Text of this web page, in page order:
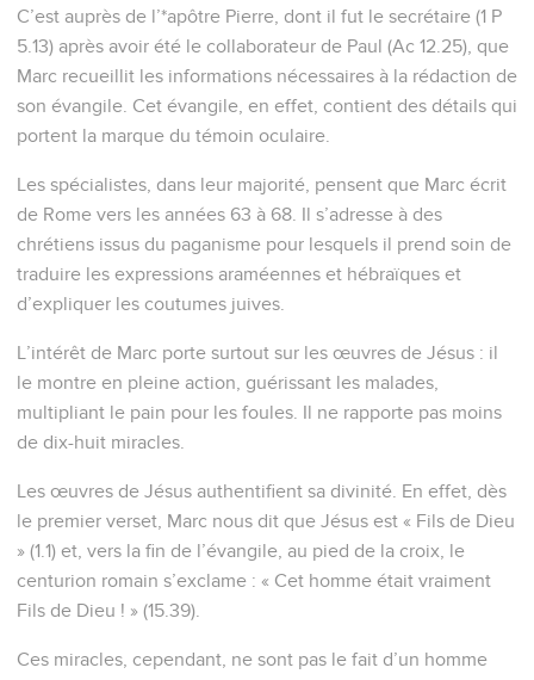
C’est auprès de l’*apôtre Pierre, dont il fut le secrétaire (1 P
5.13) après avoir été le collaborateur de Paul (Ac 12.25), que
Marc recueillit les informations nécessaires à la rédaction de
son évangile. Cet évangile, en effet, contient des détails qui
portent la marque du témoin oculaire.
Les spécialistes, dans leur majorité, pensent que Marc écrit
de Rome vers les années 63 à 68. Il s’adresse à des
chrétiens issus du paganisme pour lesquels il prend soin de
traduire les expressions araméennes et hébraïques et
d’expliquer les coutumes juives.
L’intérêt de Marc porte surtout sur les œuvres de Jésus : il
le montre en pleine action, guérissant les malades,
multipliant le pain pour les foules. Il ne rapporte pas moins
de dix-huit miracles.
Les œuvres de Jésus authentifient sa divinité. En effet, dès
le premier verset, Marc nous dit que Jésus est « Fils de Dieu
» (1.1) et, vers la fin de l’évangile, au pied de la croix, le
centurion romain s’exclame : « Cet homme était vraiment
Fils de Dieu ! » (15.39).
Ces miracles, cependant, ne sont pas le fait d’un homme